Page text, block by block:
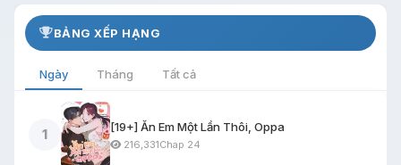
BẢNG XẾP HẠNG
Ngày Tháng Tất cả
1
[19+] Ăn Em Một Lần Thôi, Oppa
216,331Chap 24